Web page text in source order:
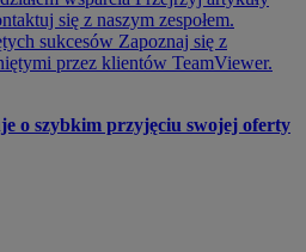
się z naszym zespołem.
sukcesów Zapoznaj się z
przez klientów TeamViewer.
o szybkim przyjęciu swojej oferty